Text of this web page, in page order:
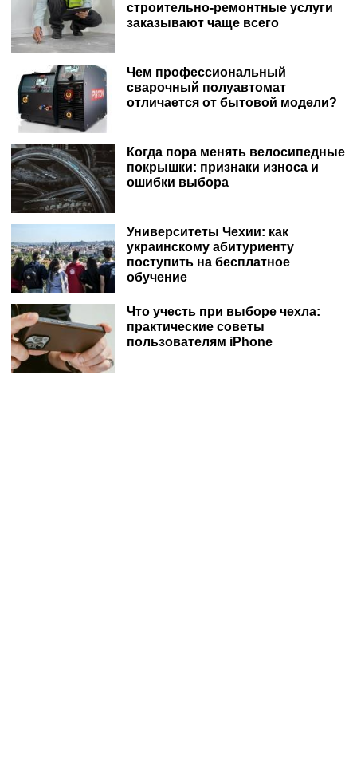
строительно-ремонтные услуги
заказывают чаще всего
Чем профессиональный
сварочный полуавтомат
отличается от бытовой модели?
Когда пора менять велосипедные
покрышки: признаки износа и
ошибки выбора
Университеты Чехии: как
украинскому абитуриенту
поступить на бесплатное
обучение
Что учесть при выборе чехла:
практические советы
пользователям iPhone